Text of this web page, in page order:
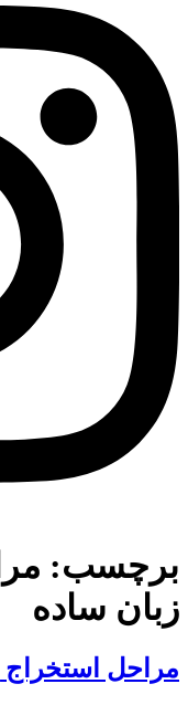
برچسب:
زبان ساده
مراحل استخراج